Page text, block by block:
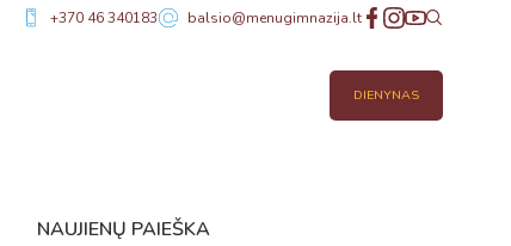
+370 46 340183 balsio@menugimnazija.lt
DIENYNAS
NAUJIENŲ PAIEŠKA